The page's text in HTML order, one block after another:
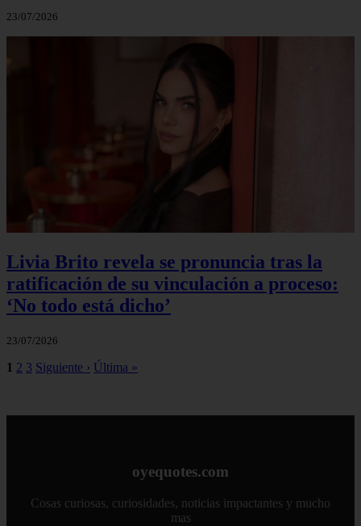
23/07/2026
Livia Brito revela se pronuncia tras la
ratificación de su vinculación a proceso:
‘No todo está dicho’
23/07/2026
1 2 3 Siguiente › Última »
oyequotes.com
Cosas curiosas, curiosidades, noticias impactantes y mucho
mas